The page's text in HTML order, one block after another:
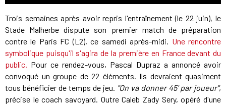
Trois semaines après avoir repris l'entraînement (le 22 juin), le
Stade Malherbe dispute son premier match de préparation
contre le Paris FC (L2), ce samedi après-midi. Une rencontre
symbolique puisqu'il s'agira de la première en France devant du
public. Pour ce rendez-vous, Pascal Dupraz a annoncé avoir
convoqué un groupe de 22 éléments. Ils devraient quasiment
tous bénéficier de temps de jeu. "On va donner 45' par joueur",
précise le coach savoyard. Outre Caleb Zady Sery, opéré d'une